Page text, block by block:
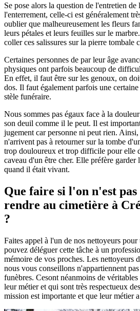
Se pose alors la question de l'entretien
l'enterrement, celle-ci est généralement
oublier que malheureusement les fleurs
leurs pétales et leurs feuilles sur le
coller ces salissures sur la pierre tombale
Certaines personnes de par leur âge
physiques ont parfois beaucoup de
En effet, il faut être sur les genoux, on
dos. Il faut également parfois une
stèle funéraire.
Nous sommes pas égaux face à la
son deuil comme il le peut. Il est
jugement car personne ni peut rien. Ainsi,
n'arrivent pas à retourner sur la tombe
trop douloureux et trop difficile pour elle
caveau d'un être cher. Elle préfère
quand il était vivant.
Que faire si l'on n'est pas
rendre au cimetière à
?
Faites appel à l'un de nos nettoyeurs
pouvez déléguer cette tâche à un
mémoire de vos proches. Les nettoyeurs
nous vous conseillons n'appartiennent
funèbres. Cesont néanmoins de
leur métier et qui sont très respectueux
mission est importante et que leur métier